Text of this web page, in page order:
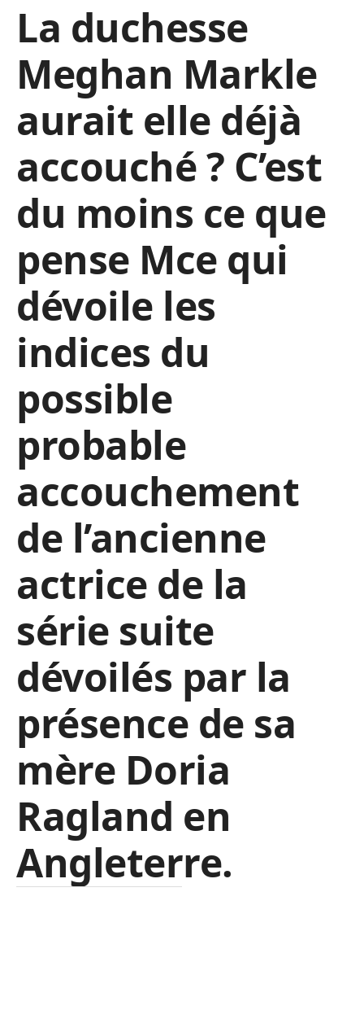
La duchesse
Meghan Markle
aurait elle déjà
accouché ? C’est
du moins ce que
pense Mce qui
dévoile les
indices du
possible
probable
accouchement
de l’ancienne
actrice de la
série suite
dévoilés par la
présence de sa
mère Doria
Ragland en
Angleterre.